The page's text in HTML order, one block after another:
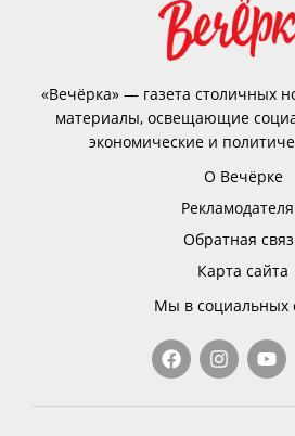
«Вечёрка» — газета столичных
материалы, освещающие
экономические и
О Вечёрке
Обратная
Карта сайта
Мы в социальных